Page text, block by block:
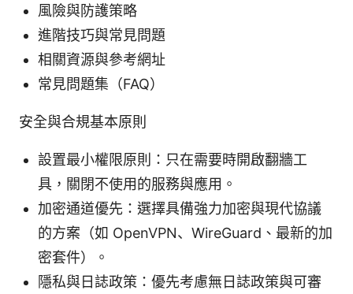
風險與防護策略
進階技巧與常見問題
相關資源與參考網址
常見問題集（FAQ）
安全與合規基本原則
設置最小權限原則：只在需要時開啟翻牆工
具，關閉不使用的服務與應用。
加密通道優先：選擇具備強力加密與現代協議
的方案（如 OpenVPN、WireGuard、最新的加
密套件）。
隱私與日誌政策：優先考慮無日誌政策與可審